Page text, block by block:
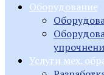
Оборудование
Услуги мех.